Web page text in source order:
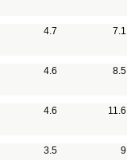
4.7
7.1
4.6
8.5
4.6
11.6
3.5
9